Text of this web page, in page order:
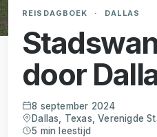
door
REISDAGBOEK · DALLAS
8 september 2024
Dallas, Texas, Verenigde
5 min leestijd